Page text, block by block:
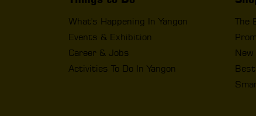
What's Happening In Yangon
Events & Exhibition
Career & Jobs
Activities To Do In Yangon
The
New